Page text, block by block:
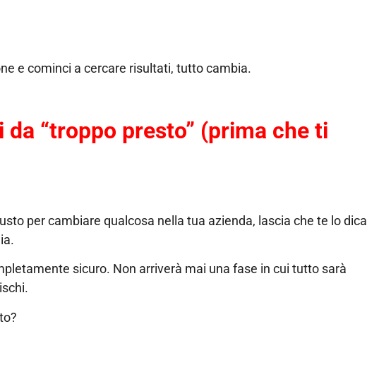
e cominci a cercare risultati, tutto cambia.
“troppo presto” (prima che ti
per cambiare qualcosa nella tua azienda, lascia che te lo dica
sicuro. Non arriverà mai una fase in cui tutto sarà